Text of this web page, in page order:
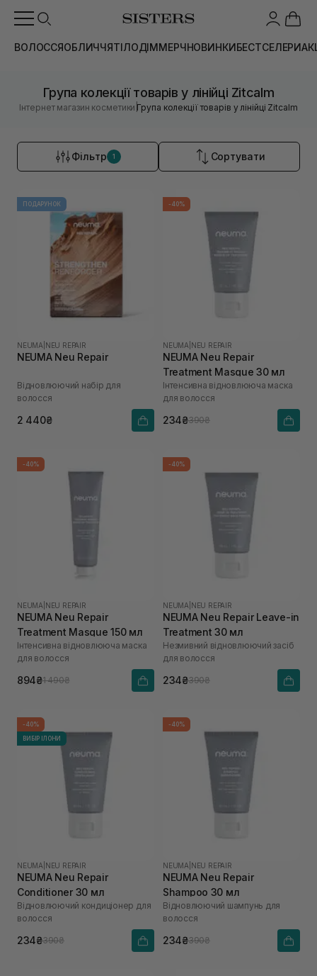
ВОЛОССЯОБЛИЧЧЯТІЛОДІММЕРЧНОВИНКИБЕСТСЕЛЕРИ
Група колекції товарів у лінійці Zitcalm
Інтернет магазин косметики |Група колекції товарів у лінійці Zitcalm
Фільтр 1 Сортувати
ПОДАРУНОК
NEUMA NEU REPAIR
NEUMA Neu Repair
Відновлюючий набір для
волосся
2 440₴
-40%
NEUMA NEU REPAIR
NEUMA Neu Repair
Treatment Masque 30 мл
Інтенсивна відновлююча маска
для волосся
234₴390₴
-40%
NEUMA NEU REPAIR
NEUMA Neu Repair
Treatment Masque 150 мл
Інтенсивна відновлююча маска
для волосся
894₴1 490₴
-40%
NEUMA NEU REPAIR
NEUMA Neu Repair Leave-in
Treatment 30 мл
Незмивний відновлюючий засіб
для волосся
234₴390₴
-40%
ВИБІР ІЛОНИ
NEUMA NEU REPAIR
NEUMA Neu Repair
Conditioner 30 мл
Відновлюючий кондиціонер для
волосся
234₴390₴
-40%
NEUMA NEU REPAIR
NEUMA Neu Repair
Shampoo 30 мл
Відновлюючий шампунь для
волосся
234₴390₴